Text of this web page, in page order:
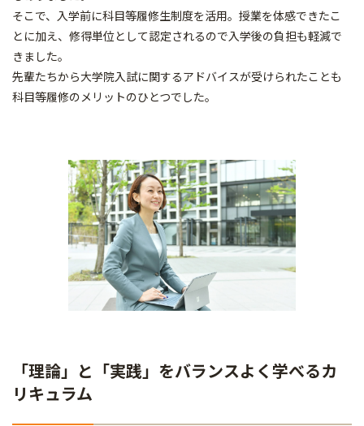
そこで、入学前に科目等履修生制度を活用。授業を体感できたこ
とに加え、修得単位として認定されるので入学後の負担も軽減で
きました。
先輩たちから大学院入試に関するアドバイスが受けられたことも
科目等履修のメリットのひとつでした。
「理論」と「実践」をバランスよく学べるカ
リキュラム